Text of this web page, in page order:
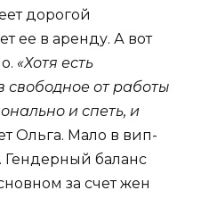
дорогой
ее в аренду. А вот
«Хотя есть
свободное от работы
и спеть, и
Ольга. Мало в вип-
баланс
за счет жен